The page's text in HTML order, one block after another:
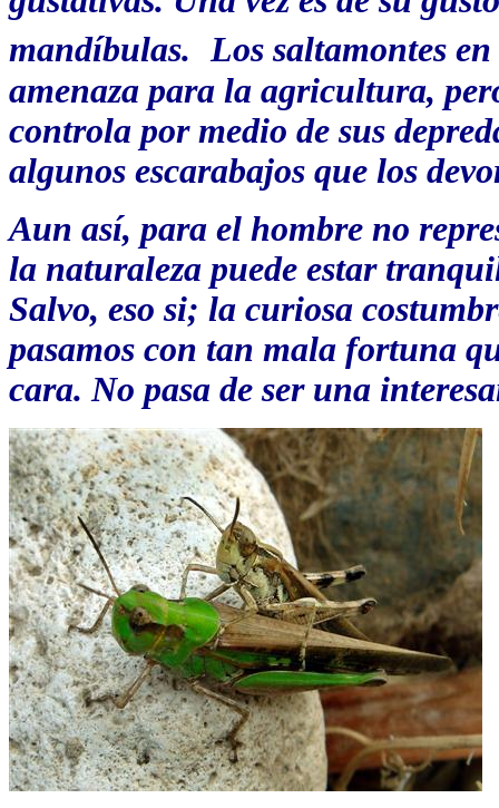
mandíbulas. Los saltamontes
amenaza para la agricultura,
controla por medio de sus
algunos escarabajos que los
Aun así, para el hombre no
la naturaleza puede estar
Salvo, eso si; la curiosa
pasamos con tan mala fortuna
cara. No pasa de ser una